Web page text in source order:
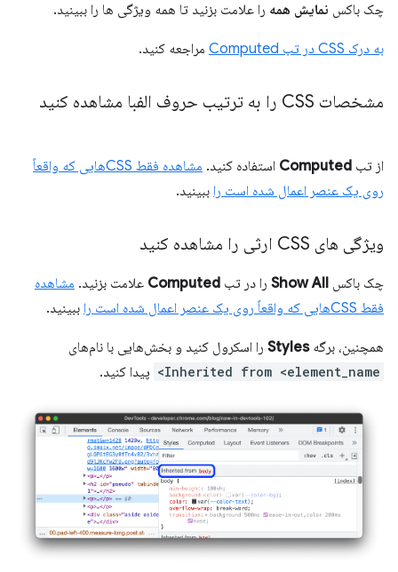
چک باکس نمایش همه را علامت بزنید تا همه ویژگی ها را ببینید.
به درک CSS در تب Computed مراجعه کنید.
مشخصات CSS را به ترتیب حروف الفبا مشاهده کنید
از تب Computed استفاده کنید.
مشاهده فقط CSSهایی که واقعاً
روی یک عنصر اعمال شده است را ببینید.
ویژگی های CSS ارثی را مشاهده کنید
چک باکس Show All را در تب Computed علامت بزنید. مشاهده
فقط CSSهایی که واقعاً روی یک عنصر اعمال شده است را
ببینید.
همچنین، برگهStyles را اسکرول کنید و بخش‌هایی با نام‌های
Inherited from <element_name> پیدا کنید.